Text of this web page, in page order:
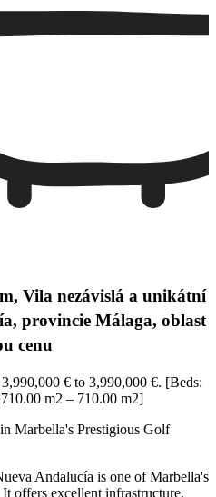
Vila nezávislá a unikátní
provincie Málaga, oblast
cenu
€ to 3,990,000 €. [Beds:
m2 – 710.00 m2]
Marbella's Prestigious Golf
Andalucía is one of Marbella's
offers excellent infrastructure,